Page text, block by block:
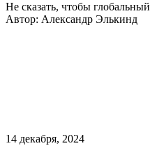
Не сказать, чтобы глобальный
Автор: Александр Элькинд
14 декабря, 2024